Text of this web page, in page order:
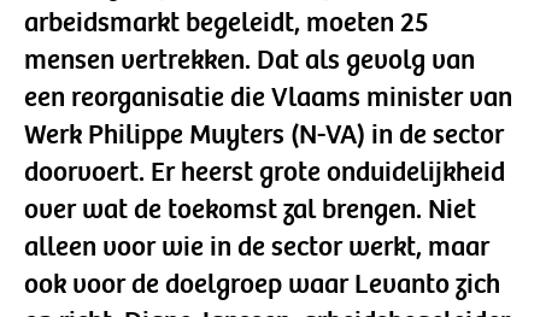
arbeidsmarkt begeleidt, moeten 25
mensen vertrekken. Dat als gevolg van
een reorganisatie die Vlaams minister van
Werk Philippe Muyters (N-VA) in de sector
doorvoert. Er heerst grote onduidelijkheid
over wat de toekomst zal brengen. Niet
alleen voor wie in de sector werkt, maar
ook voor de doelgroep waar Levanto zich